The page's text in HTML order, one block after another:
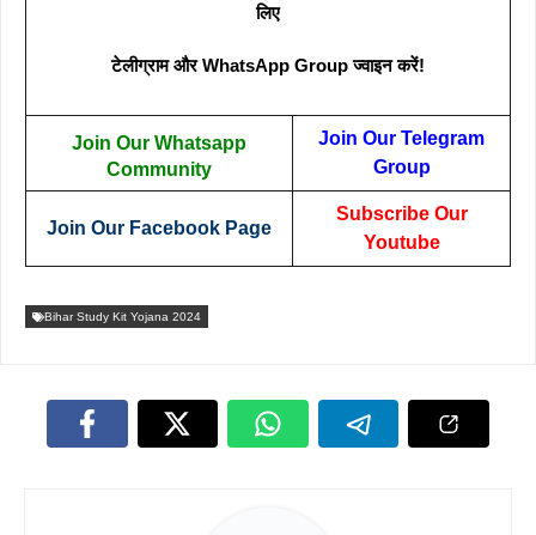
लिए
टेलीग्राम और WhatsApp Group ज्वाइन करें!
Join Our Whatsapp
Community
Join Our Telegram
Group
Join Our Facebook Page
Subscribe Our
Youtube
Bihar Study Kit Yojana 2024